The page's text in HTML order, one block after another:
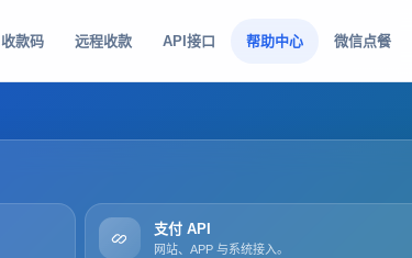
收款码 远程收款 API接口 帮助中心 微信点餐
支付 API
网站、APP 与系统接入。